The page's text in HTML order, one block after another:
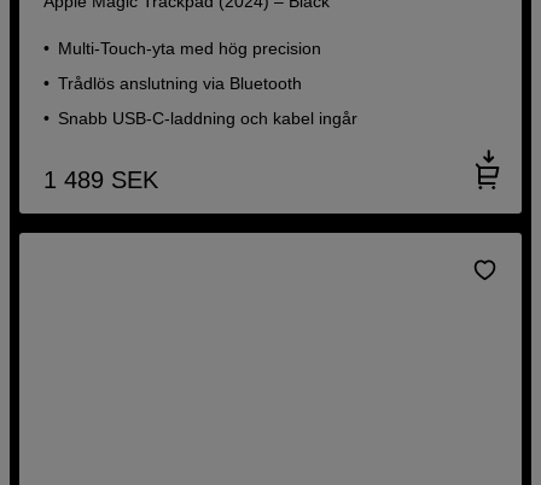
Multi-Touch-yta med hög precision
Trådlös anslutning via Bluetooth
Snabb USB‑C-laddning och kabel ingår
1 489 SEK